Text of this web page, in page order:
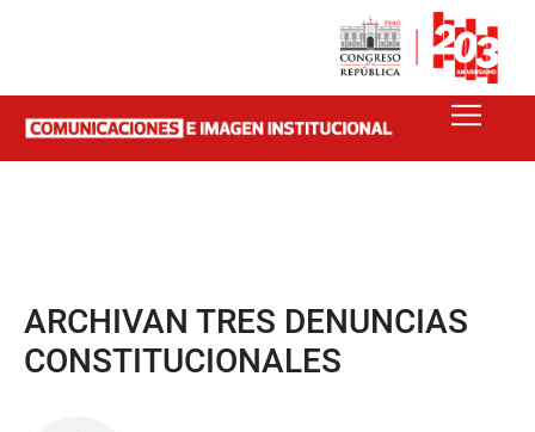
ARCHIVAN TRES DENUNCIAS
CONSTITUCIONALES